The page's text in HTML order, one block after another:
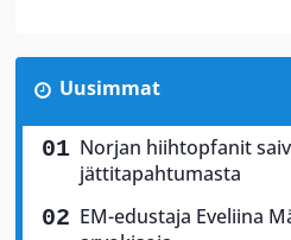
Uusimmat
Norjan hiihtopfanit
jättitapahtumasta
EM-edustaja Eveliina